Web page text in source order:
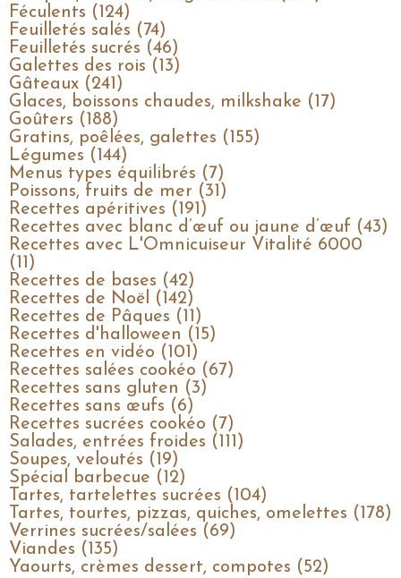
Féculents (124)
Feuilletés salés (74)
Feuilletés sucrés (46)
Galettes des rois (13)
Gâteaux (241)
Glaces, boissons chaudes, milkshake (17)
Goûters (188)
Gratins, poêlées, galettes (155)
Légumes (144)
Menus types équilibrés (7)
Poissons, fruits de mer (31)
Recettes apéritives (191)
Recettes avec blanc d’œuf ou jaune d’œuf (43)
Recettes avec L'Omnicuiseur Vitalité 6000
(11)
Recettes de bases (42)
Recettes de Noël (142)
Recettes de Pâques (11)
Recettes d'halloween (15)
Recettes en vidéo (101)
Recettes salées cookéo (67)
Recettes sans gluten (3)
Recettes sans œufs (6)
Recettes sucrées cookéo (7)
Salades, entrées froides (111)
Soupes, veloutés (19)
Spécial barbecue (12)
Tartes, tartelettes sucrées (104)
Tartes, tourtes, pizzas, quiches, omelettes (178)
Verrines sucrées/salées (69)
Viandes (135)
Yaourts, crèmes dessert, compotes (52)